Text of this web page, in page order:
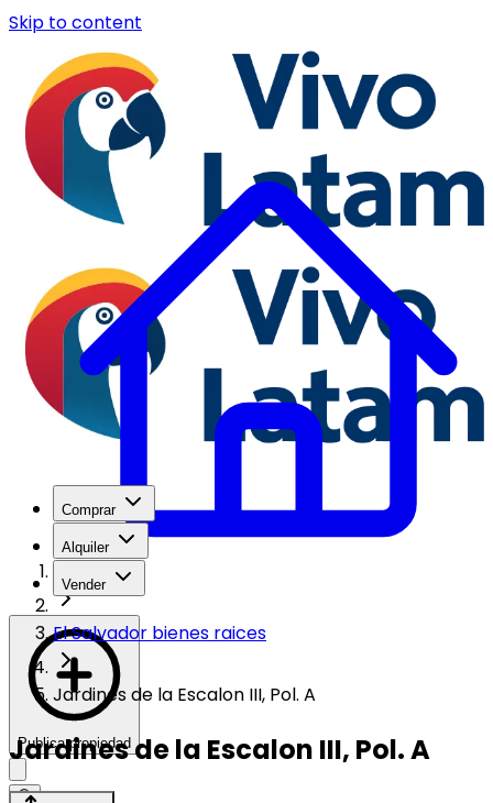
Skip to content
Comprar
Alquiler
Vender
Publica propiedad
El Salvador bienes raices
Jardines de la Escalon III, Pol. A
Jardines de la Escalon III, Pol. A